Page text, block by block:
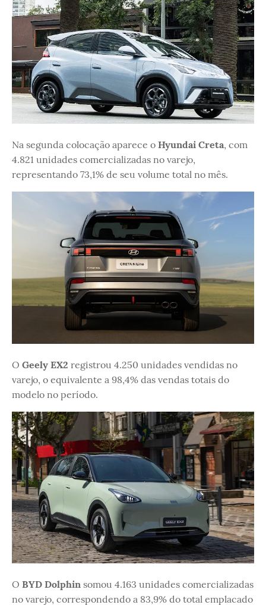
Na segunda colocação aparece o Hyundai Creta, com
4.821 unidades comercializadas no varejo,
representando 73,1% de seu volume total no mês.
O Geely EX2 registrou 4.250 unidades vendidas no
varejo, o equivalente a 98,4% das vendas totais do
modelo no período.
O BYD Dolphin somou 4.163 unidades comercializadas
no varejo, correspondendo a 83,9% do total emplacado